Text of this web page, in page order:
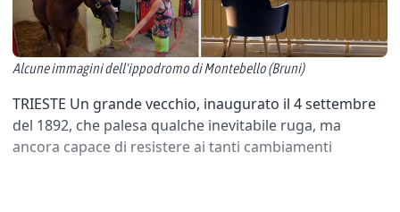
Alcune immagini dell'ippodromo di Montebello (Bruni)
TRIESTE Un grande vecchio, inaugurato il 4 settembre
del 1892, che palesa qualche inevitabile ruga, ma
ancora capace di resistere ai tanti cambiamenti